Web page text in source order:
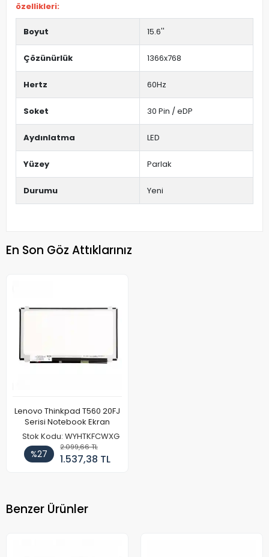
özellikleri:
Boyut 15.6''
Çözünürlük 1366x768
Hertz 60Hz
Soket 30 Pin / eDP
Aydınlatma LED
Yüzey Parlak
Durumu Yeni
En Son Göz Attıklarınız
Lenovo Thinkpad T560 20FJ
Serisi Notebook Ekran
Stok Kodu: WYHTKFCWXG
%27
2.099,66 TL
1.537,38 TL
Benzer Ürünler